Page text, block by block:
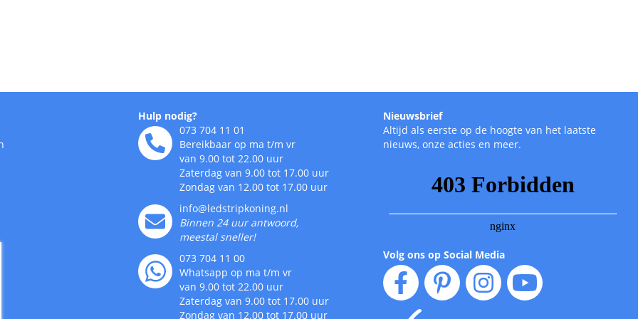
Hulp nodig?
073 704 11 01
Bereikbaar op ma t/m vr
van 9.00 tot 22.00 uur
Zaterdag van 9.00 tot 17.00 uur
Zondag van 12.00 tot 17.00 uur
info@ledstripkoning.nl
Binnen 24 uur antwoord,
meestal sneller!
073 704 11 00
Whatsapp op ma t/m vr
van 9.00 tot 22.00 uur
Zaterdag van 9.00 tot 17.00 uur
Zondag van 12.00 tot 17.00 uur
Nieuwsbrief
Altijd als eerste op de hoogte van het laatste
nieuws, onze acties en meer.
Volg ons op Social Media